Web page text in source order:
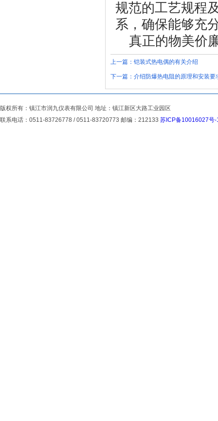
规范的工艺规程
系，确保能够充
真正的物美价
上一篇： 铠装式热电偶的有关介绍
下一篇： 介绍防爆热电阻的原理和安装要
版权所有：镇江市润九仪表有限公司 地址：镇江新区大路工业园区
联系电话：0511-83726778 / 0511-83720773 邮编：212133 苏ICP备10016027号-